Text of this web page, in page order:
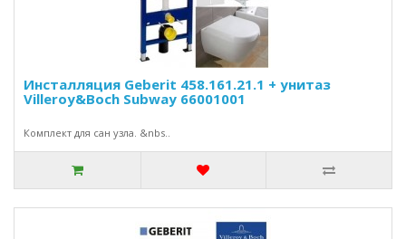
Инсталляция Geberit 458.161.21.1 + унитаз
Villeroy&Boch Subway 66001001
Комплект для сан узла. &nbs..